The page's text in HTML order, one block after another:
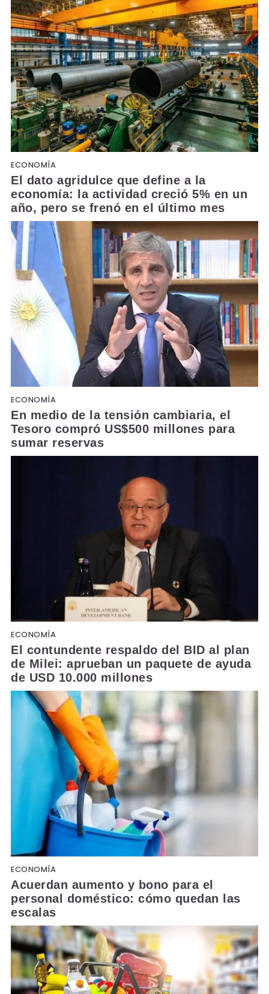
ECONOMÍA
El dato agridulce que define a la
economía: la actividad creció 5% en un
año, pero se frenó en el último mes
ECONOMÍA
En medio de la tensión cambiaria, el
Tesoro compró US$500 millones para
sumar reservas
ECONOMÍA
El contundente respaldo del BID al plan
de Milei: aprueban un paquete de ayuda
de USD 10.000 millones
ECONOMÍA
Acuerdan aumento y bono para el
personal doméstico: cómo quedan las
escalas